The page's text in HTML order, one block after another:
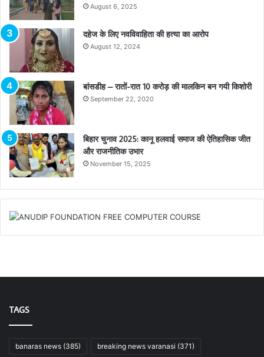
August 6, 2025
दहेज के लिए नवविवाहिता की हत्या का आरोप
August 12, 2024
बांसडीह – रातों-रात 10 करोड़ की मालकिन बन गयी किशोरी
September 22, 2020
बिहार चुनाव 2025: कानू हलवाई समाज की ऐतिहासिक जीत
और राजनीतिक उभार
November 15, 2025
TAGS
banaras news (385) breaking news varanasi (371)